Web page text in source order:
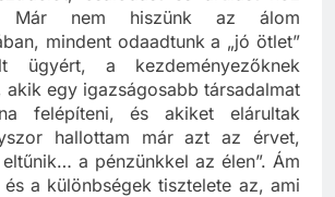
csalódást és árulást hoz
Már nem hiszünk az álom
mindent odaadtunk a „jó ötlet”
ügyért, a kezdeményezőknek
akik egy igazságosabb társadalmat
felépíteni, és akiket elárultak
hallottam már azt az érvet,
a pénzünkkel az élen”. Ám